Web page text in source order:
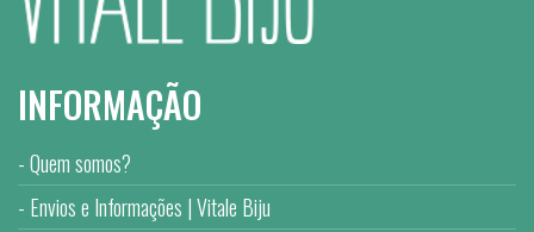
INFORMAÇÃO
Quem somos?
Envios e Informações | Vitale Biju